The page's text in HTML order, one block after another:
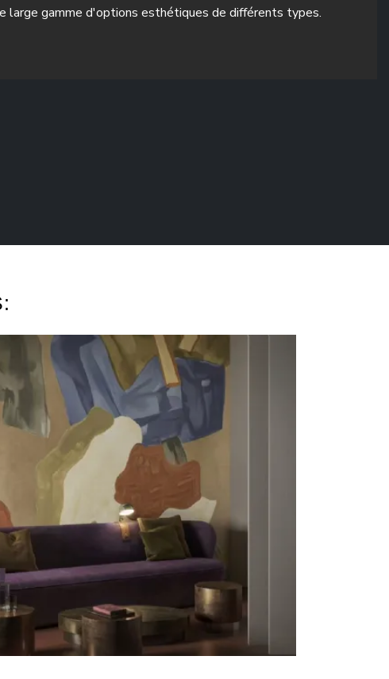
large gamme d'options esthétiques de différents types.